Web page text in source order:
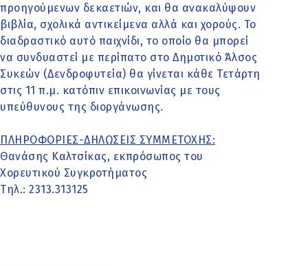
προηγούμενων δεκαετιών, και θα ανακαλύψουν
βιβλία, σχολικά αντικείμενα αλλά και χορούς. Το
διαδραστικό αυτό παιχνίδι, το οποίο θα μπορεί
να συνδυαστεί με περίπατο στο Δημοτικό Άλσος
Συκεών (Δενδροφυτεία) θα γίνεται κάθε Τετάρτη
στις 11 π.μ. κατόπιν επικοινωνίας με τους
υπεύθυνους της διοργάνωσης.
ΠΛΗΡΟΦΟΡΙΕΣ-ΔΗΛΩΣΕΙΣ ΣΥΜΜΕΤΟΧΗΣ:
Θανάσης Καλτσίκας, εκπρόσωπος του
Χορευτικού Συγκροτήματος
Τηλ.: 2313.313125